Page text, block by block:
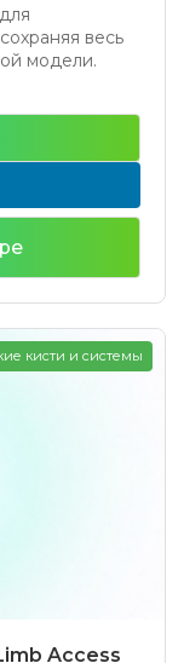
весь
модели.
Access
кисти и системы